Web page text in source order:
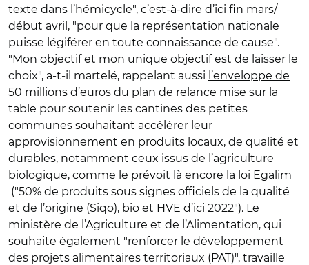
texte dans l’hémicycle", c’est-à-dire d’ici fin mars/
début avril, "pour que la représentation nationale
puisse légiférer en toute connaissance de cause".
"Mon objectif et mon unique objectif est de laisser le
choix", a-t-il martelé, rappelant aussi l’enveloppe de
50 millions d’euros du plan de relance mise sur la
table pour soutenir les cantines des petites
communes souhaitant accélérer leur
approvisionnement en produits locaux, de qualité et
durables, notamment ceux issus de l’agriculture
biologique, comme le prévoit là encore la loi Egalim
("50% de produits sous signes officiels de la qualité
et de l’origine (Siqo), bio et HVE d’ici 2022"). Le
ministère de l’Agriculture et de l’Alimentation, qui
souhaite également "renforcer le développement
des projets alimentaires territoriaux (PAT)", travaille